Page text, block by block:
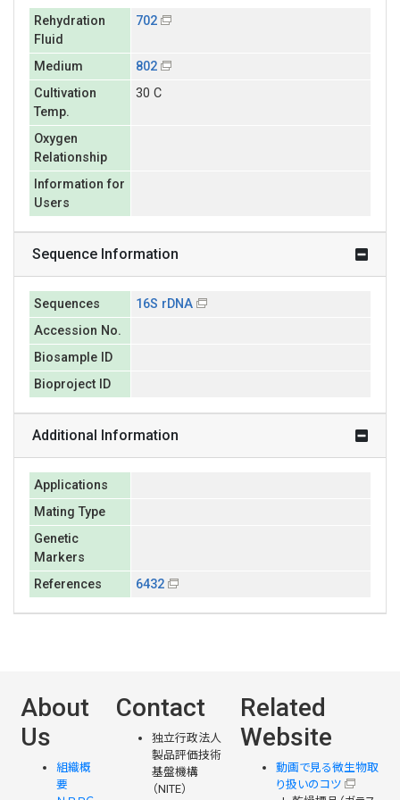
Rehydration
Fluid
702
Medium
802
Cultivation
Temp.
30 C
Oxygen
Relationship
Information for
Users
Sequence Information
Sequences
16S rDNA
Accession No.
Biosample ID
Bioproject ID
Additional Information
Applications
Mating Type
Genetic
Markers
References
6432
About
Us
組織概
要
Contact
独立行政法人
製品評価技術
基盤機構
（NITE）
Related
Website
動画で見る微生物取
り扱いのコツ